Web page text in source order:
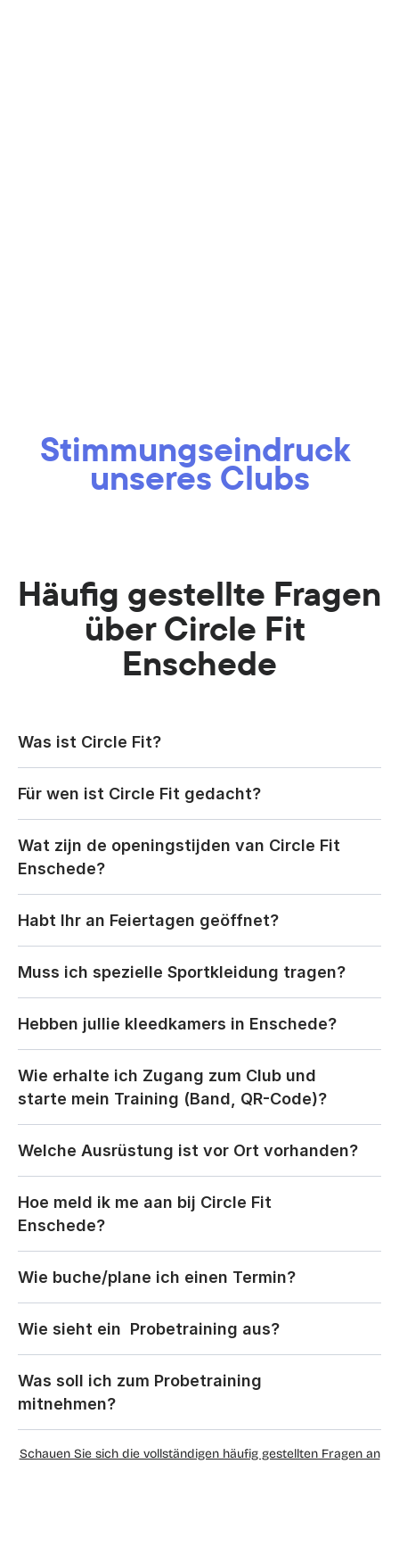
Stimmungseindruck
unseres Clubs
Häufig gestellte Fragen
über Circle Fit
Enschede
Was ist Circle Fit?
Für wen ist Circle Fit gedacht?
Wat zijn de openingstijden van Circle Fit
Enschede?
Habt Ihr an Feiertagen geöffnet?
Muss ich spezielle Sportkleidung tragen?
Hebben jullie kleedkamers in Enschede?
Wie erhalte ich Zugang zum Club und
starte mein Training (Band, QR-Code)?
Welche Ausrüstung ist vor Ort vorhanden?
Hoe meld ik me aan bij Circle Fit
Enschede?
Wie buche/plane ich einen Termin?
Wie sieht ein  Probetraining aus?
Was soll ich zum Probetraining
mitnehmen?
Schauen Sie sich die vollständigen häufig gestellten Fragen an